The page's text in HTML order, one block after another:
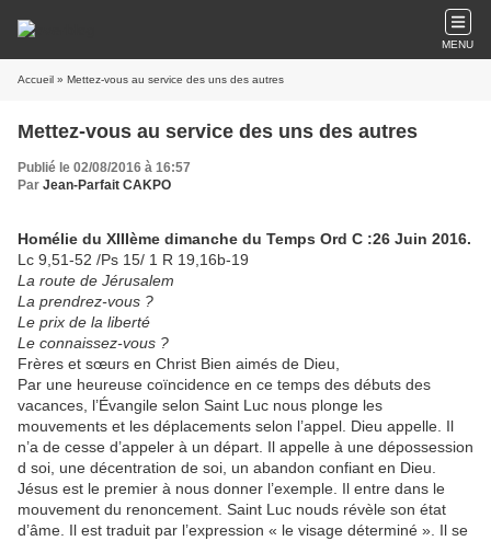
MENU
Accueil » Mettez-vous au service des uns des autres
Mettez-vous au service des uns des autres
Publié le 02/08/2016 à 16:57
Par Jean-Parfait CAKPO
Homélie du XIIIème dimanche du Temps Ord C :26 Juin 2016.
Lc 9,51-52 /Ps 15/ 1 R 19,16b-19
La route de Jérusalem
La prendrez-vous ?
Le prix de la liberté
Le connaissez-vous ?
Frères et sœurs en Christ Bien aimés de Dieu,
Par une heureuse coïncidence en ce temps des débuts des
vacances, l’Évangile selon Saint Luc nous plonge les
mouvements et les déplacements selon l’appel. Dieu appelle. Il
n’a de cesse d’appeler à un départ. Il appelle à une dépossession
d soi, une décentration de soi, un abandon confiant en Dieu.
Jésus est le premier à nous donner l’exemple. Il entre dans le
mouvement du renoncement. Saint Luc nouds révèle son état
d’âme. Il est traduit par l’expression « le visage déterminé ». Il se